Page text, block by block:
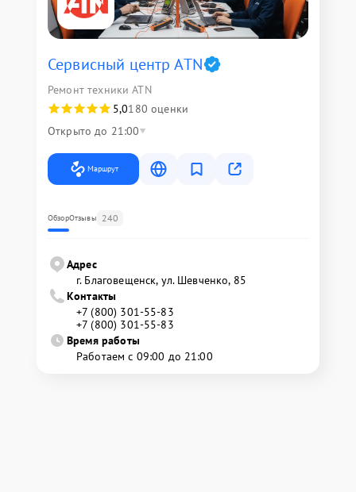
Сервисный центр ATN
Ремонт техники ATN
5,0180 оценки
Открыто до 21:00
Маршрут
ОбзорОтзывы 240
Адрес
г. Благовещенск, ул. Шевченко, 85
Контакты
+7 (800) 301-55-83
+7 (800) 301-55-83
Время работы
Работаем с 09:00 до 21:00